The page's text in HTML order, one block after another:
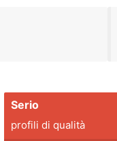
Serio
profili di qualità